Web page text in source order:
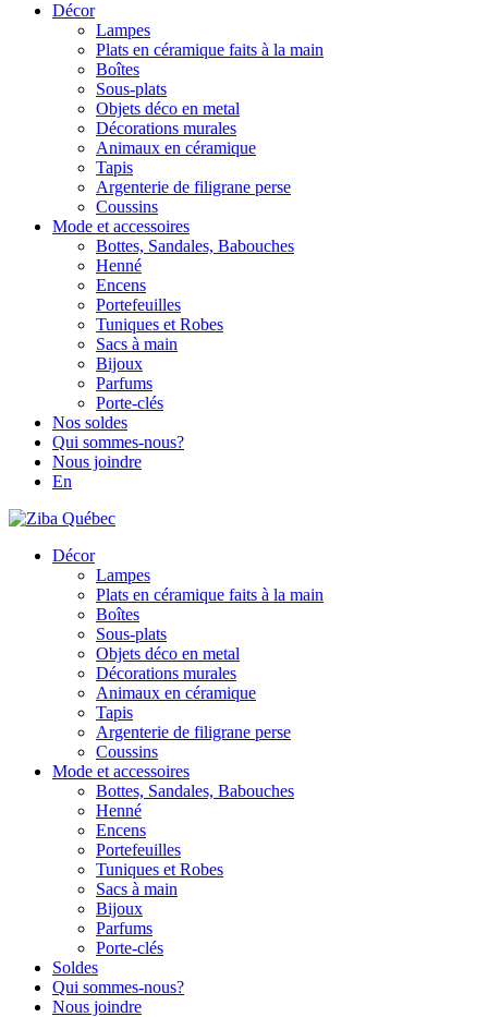
Décor
Lampes
Plats en céramique faits à la main
Boîtes
Sous-plats
Objets déco en metal
Décorations murales
Animaux en céramique
Tapis
Argenterie de filigrane perse
Coussins
Mode et accessoires
Bottes, Sandales, Babouches
Henné
Encens
Portefeuilles
Tuniques et Robes
Sacs à main
Bijoux
Parfums
Porte-clés
Nos soldes
Qui sommes-nous?
Nous joindre
En
Décor
Lampes
Plats en céramique faits à la main
Boîtes
Sous-plats
Objets déco en metal
Décorations murales
Animaux en céramique
Tapis
Argenterie de filigrane perse
Coussins
Mode et accessoires
Bottes, Sandales, Babouches
Henné
Encens
Portefeuilles
Tuniques et Robes
Sacs à main
Bijoux
Parfums
Porte-clés
Soldes
Qui sommes-nous?
Nous joindre